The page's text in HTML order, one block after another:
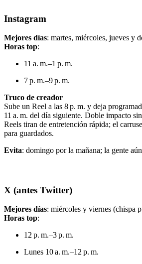
Instagram
Mejores días: martes, miércoles, jueves y
Horas top:
11 a. m.–1 p. m.
7 p. m.–9 p. m.
Truco de creador
Sube un Reel a las 8 p. m. y deja
11 a. m. del día siguiente. Doble impacto
Reels tiran de entretención rápida; el
para guardados.
Evita: domingo por la mañana; la gente
X (antes Twitter)
Mejores días: miércoles y viernes (chispa
Horas top:
12 p. m.–3 p. m.
Lunes 10 a. m.–12 p. m.